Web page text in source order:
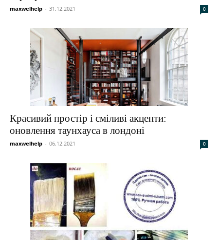
maxwelhelp - 31.12.2021 0
Красивий простір і сміливі акценти:
оновлення таунхауса в лондоні
maxwelhelp - 06.12.2021 0